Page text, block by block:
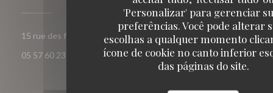
'Personalizar' para gerenciar
preferências. Você pode alterar
escolhas a qualquer momento
ícone de cookie no canto inferior
das páginas do site.
15 rue des frères Bonie 33000 Bordeaux((abre numa nova janela))
05 57 60 23 56